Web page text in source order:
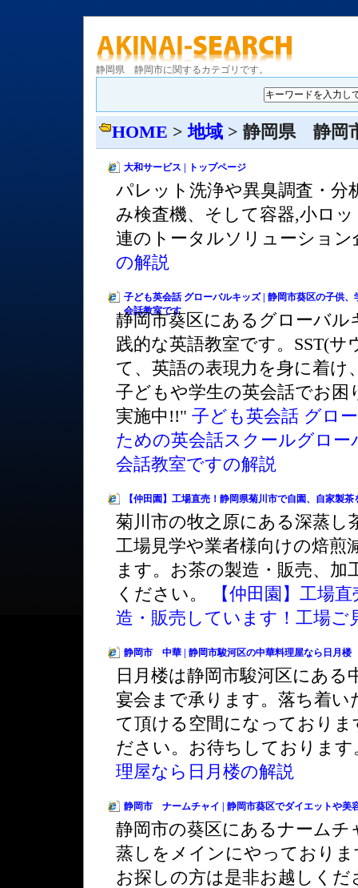
静岡県 静岡市に関するカテゴリです。
HOME >地域 > 静岡県 静岡
大和サービス | トップページ
パレット洗浄や異臭調査・分
み検査機、そして容器,小ロ
連のトータルソリューショ
の解説
子ども英会話 グローバルキッズ | 静岡市葵区の子供
会話教室です
静岡市葵区にあるグローバ
践的な英語教室です。SST(
て、英語の表現力を身に着
子どもや学生の英会話でお
実施中!!" 子ども英会話 グロ
ための英会話スクールグロ
会話教室ですの解説
【仲田園】工場直売！静岡県菊川市で自園、自家製
菊川市の牧之原にある深蒸し
工場見学や業者様向けの焙
ます。お茶の製造・販売、
ください。
【仲田園】工場
造・販売しています！工場ご
静岡市 中華 | 静岡市駿河区の中華料理屋なら日月楼
日月楼は静岡市駿河区にあ
宴会まで承ります。落ち着
て頂ける空間になっており
ださい。お待ちしておりま
理屋なら日月楼の解説
静岡市 ナームチャイ | 静岡市葵区でダイエットや美
静岡市の葵区にあるナーム
蒸しをメインにやっており
お探しの方は是非お越しく